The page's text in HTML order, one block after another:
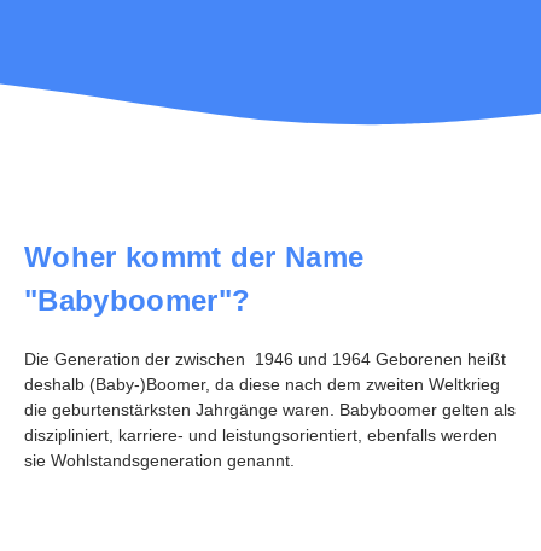
Woher kommt der Name
"Babyboomer"?
Die Generation der zwischen 1946 und 1964 Geborenen heißt
deshalb (Baby-)Boomer, da diese nach dem zweiten Weltkrieg
die geburtenstärksten Jahrgänge waren. Babyboomer gelten als
diszipliniert, karriere- und leistungsorientiert, ebenfalls werden
sie Wohlstandsgeneration genannt.